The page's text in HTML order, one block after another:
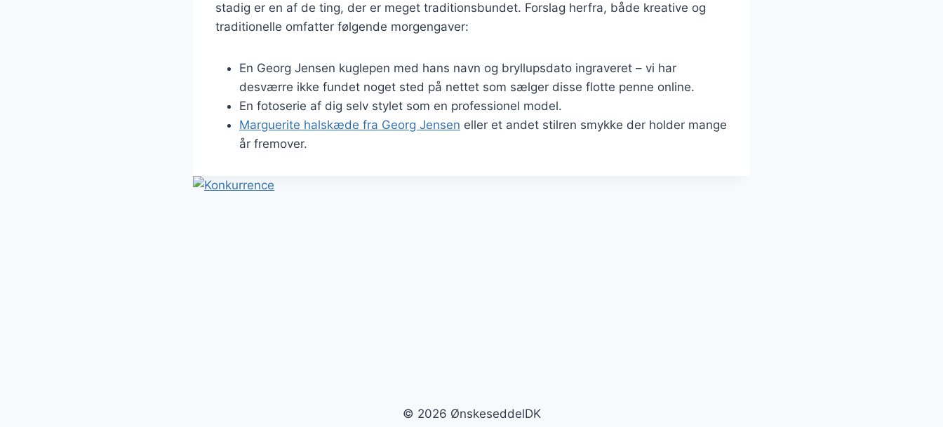
stadig er en af de ting, der er meget traditionsbundet. Forslag herfra, både kreative og
traditionelle omfatter følgende morgengaver:
En Georg Jensen kuglepen med hans navn og bryllupsdato ingraveret – vi har
desværre ikke fundet noget sted på nettet som sælger disse flotte penne online.
En fotoserie af dig selv stylet som en professionel model.
Marguerite halskæde fra Georg Jensen eller et andet stilren smykke der holder mange
år fremover.
© 2026 ØnskeseddelDK